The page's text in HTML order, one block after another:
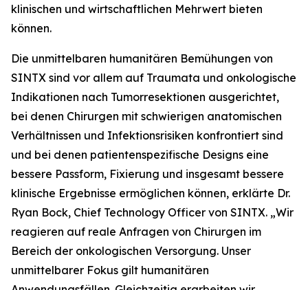
klinischen und wirtschaftlichen Mehrwert bieten
können.
Die unmittelbaren humanitären Bemühungen von
SINTX sind vor allem auf Traumata und onkologische
Indikationen nach Tumorresektionen ausgerichtet,
bei denen Chirurgen mit schwierigen anatomischen
Verhältnissen und Infektionsrisiken konfrontiert sind
und bei denen patientenspezifische Designs eine
bessere Passform, Fixierung und insgesamt bessere
klinische Ergebnisse ermöglichen können, erklärte Dr.
Ryan Bock, Chief Technology Officer von SINTX. „Wir
reagieren auf reale Anfragen von Chirurgen im
Bereich der onkologischen Versorgung. Unser
unmittelbarer Fokus gilt humanitären